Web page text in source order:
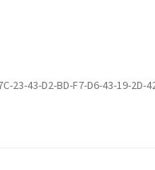
23-43-D2-BD-F7-D6-43-19-2D-